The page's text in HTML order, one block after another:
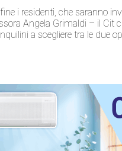
i residenti, che saranno
Angela Grimaldi – il Cit
a scegliere tra le due